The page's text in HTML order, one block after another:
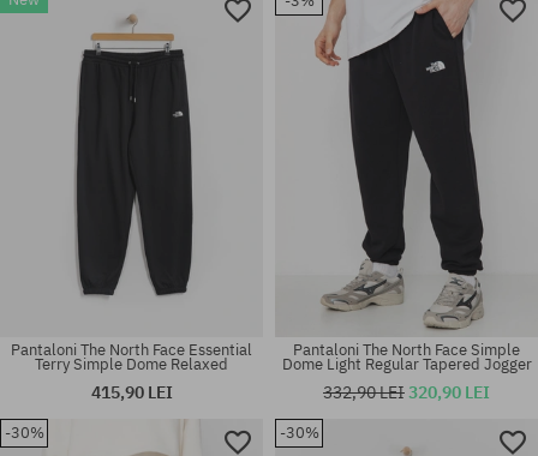
Mărimi existente:
Mărimi existente:
S; M; L; XL
Mărimi existente:
Mărimi existente:
Pantaloni The North Face Essential
Terry Simple Dome Relaxed
415,90 LEI
Pantaloni The North Face Simple
Dome Light Regular Tapered Jogger
332,90 LEI320,90 LEI
-30% -30%